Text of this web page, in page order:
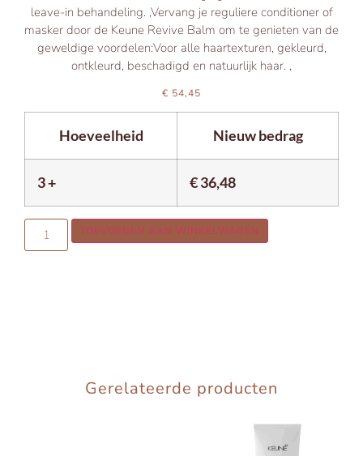
leave-in behandeling. ,Vervang je reguliere conditioner of
masker door de Keune Revive Balm om te genieten van de
geweldige voordelen:Voor alle haartexturen, gekleurd,
ontkleurd, beschadigd en natuurlijk haar. ,
€ 54,45
Hoeveelheid Nieuw bedrag
3 + €36,48
TOEVOEGEN AAN WINKELWAGEN
Gerelateerde producten